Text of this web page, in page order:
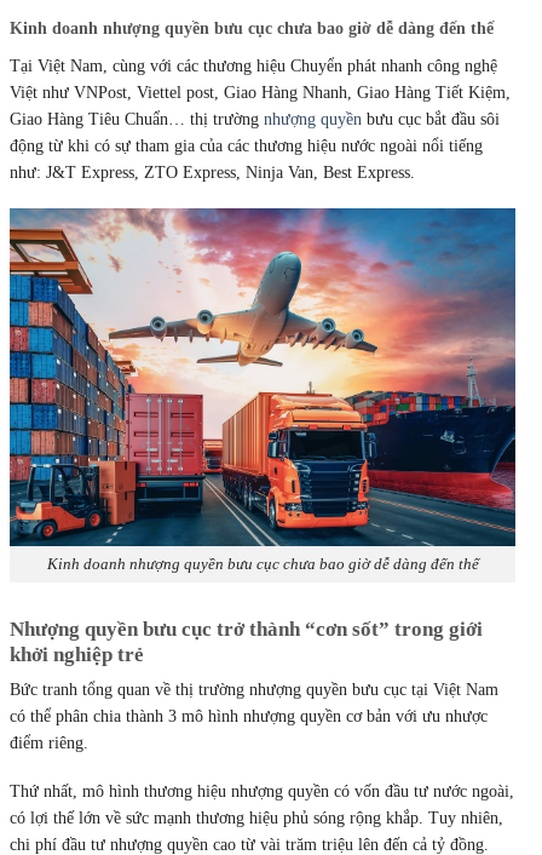
Kinh doanh nhượng quyền bưu cục chưa bao giờ dễ dàng đến thế
Tại Việt Nam, cùng với các thương hiệu Chuyển phát nhanh công nghệ
Việt như VNPost, Viettel post, Giao Hàng Nhanh, Giao Hàng Tiết Kiệm,
Giao Hàng Tiêu Chuẩn… thị trường nhượng quyền bưu cục bắt đầu sôi
động từ khi có sự tham gia của các thương hiệu nước ngoài nổi tiếng
như: J&T Express, ZTO Express, Ninja Van, Best Express.
Kinh doanh nhượng quyền bưu cục chưa bao giờ dễ dàng đến thế
Nhượng quyền bưu cục trở thành “cơn sốt” trong giới
khởi nghiệp trẻ
Bức tranh tổng quan về thị trường nhượng quyền bưu cục tại Việt Nam
có thể phân chia thành 3 mô hình nhượng quyền cơ bản với ưu nhược
điểm riêng.
Thứ nhất, mô hình thương hiệu nhượng quyền có vốn đầu tư nước ngoài,
có lợi thế lớn về sức mạnh thương hiệu phủ sóng rộng khắp. Tuy nhiên,
chi phí đầu tư nhượng quyền cao từ vài trăm triệu lên đến cả tỷ đồng.